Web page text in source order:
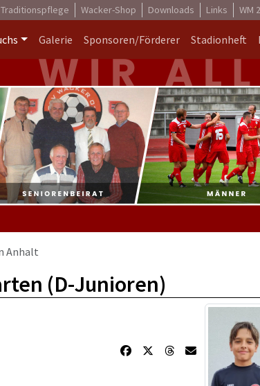
Traditionspflege Wacker-Shop Downloads Links WM
Galerie Sponsoren/Förderer Stadionheft
Anhalt
(D-Junioren)